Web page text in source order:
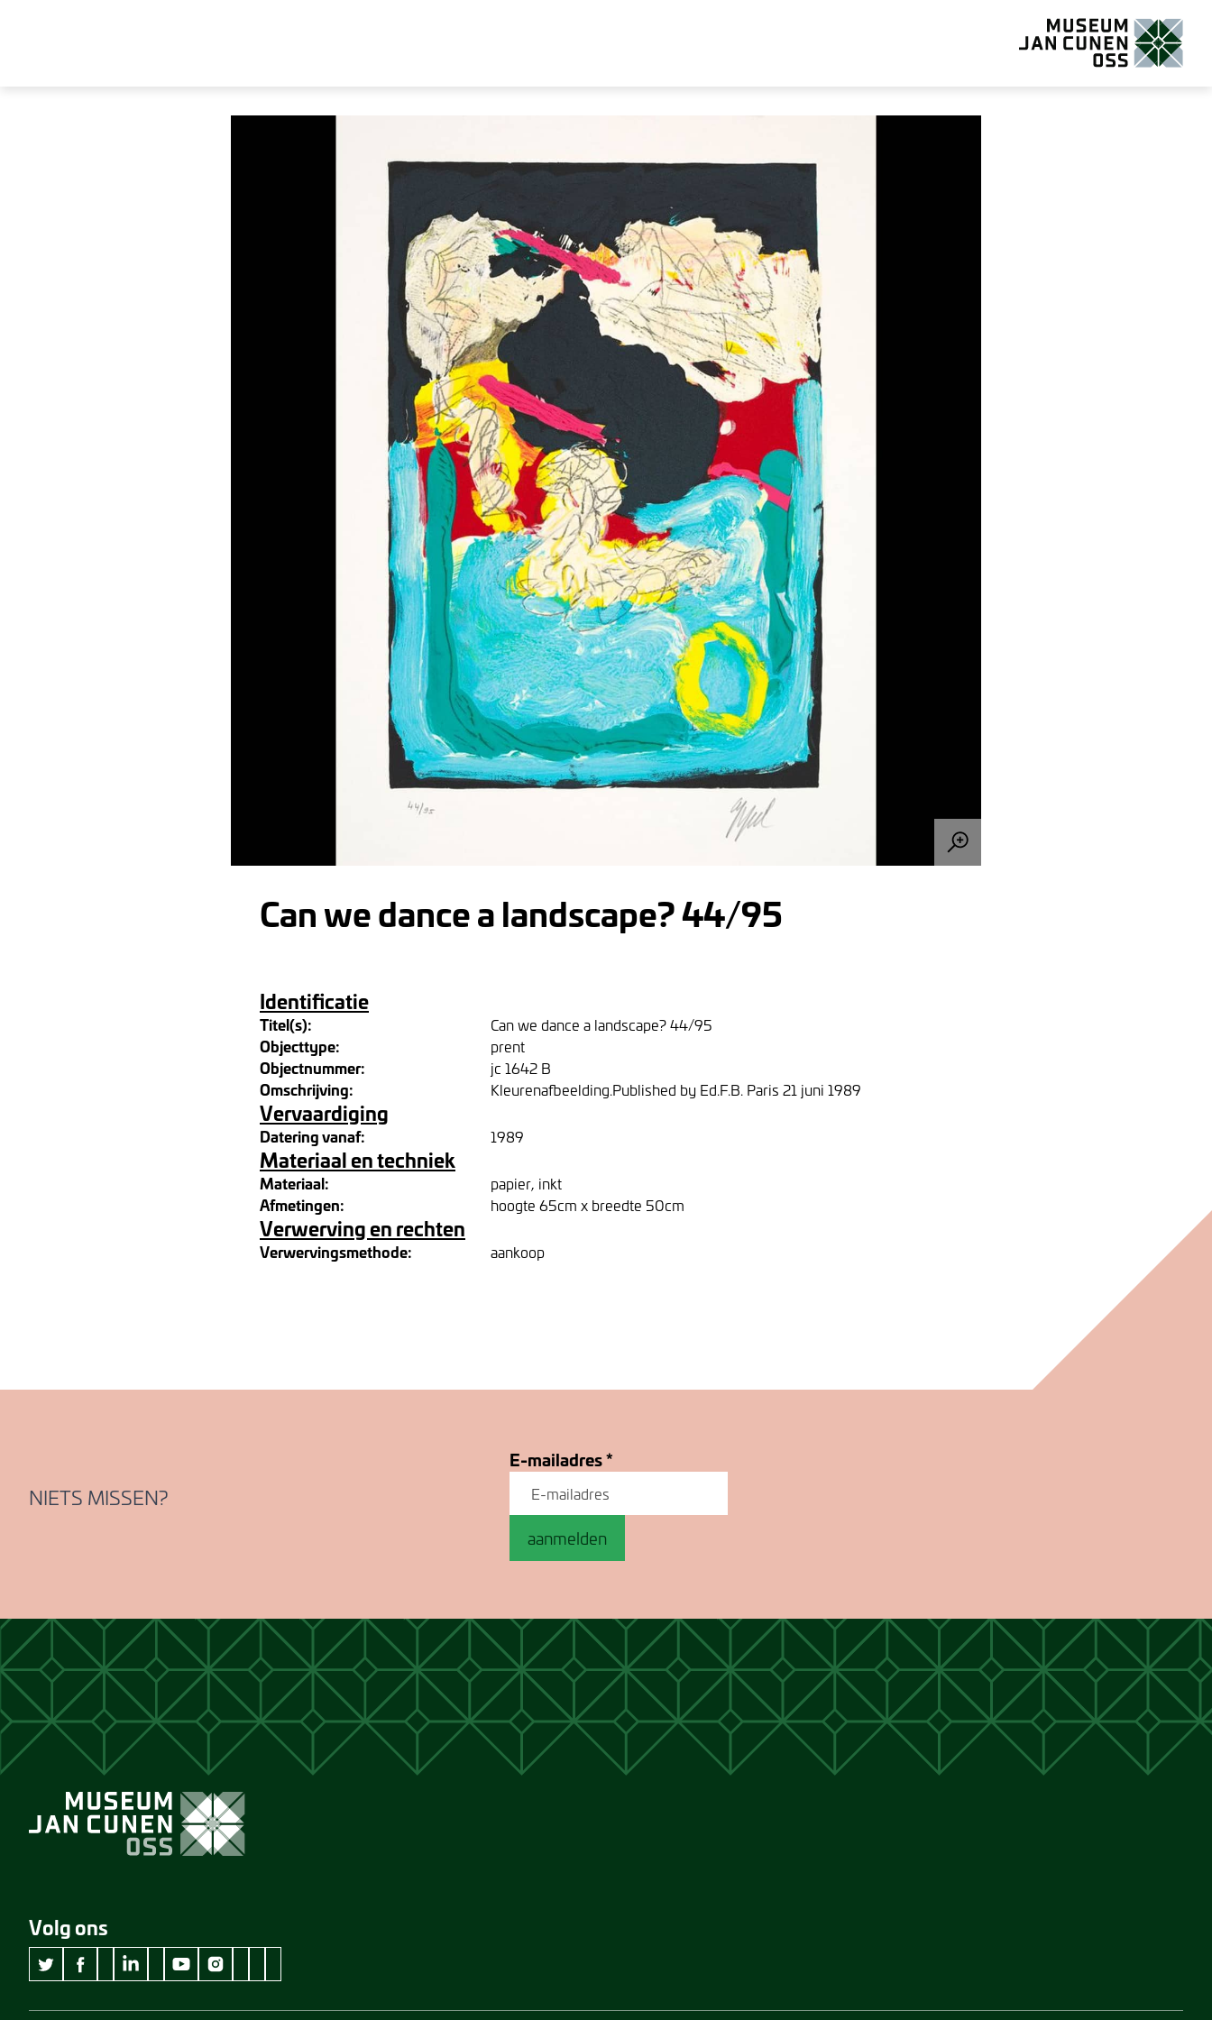
Can we dance a landscape? 44/95
Identificatie
Titel(s): Can we dance a landscape? 44/95
Objecttype: prent
Objectnummer: jc 1642 B
Omschrijving: Kleurenafbeelding.Published by Ed.F.B. Paris 21 juni 1989
Vervaardiging
Datering vanaf: 1989
Materiaal en techniek
Materiaal: papier, inkt
Afmetingen: hoogte 65cm x breedte 50cm
Verwerving en rechten
Verwervingsmethode: aankoop
NIETS MISSEN?
E-mailadres*
aanmelden
Volg ons
twitter Museum Jan Cunen
facebook Museum Jan Cunen
wikipedia Museum Jan Cunen
linkedin Museum Jan Cunen
googleplus Museum Jan Cunen
youtube Museum Jan Cunen
instagram Museum Jan Cunen